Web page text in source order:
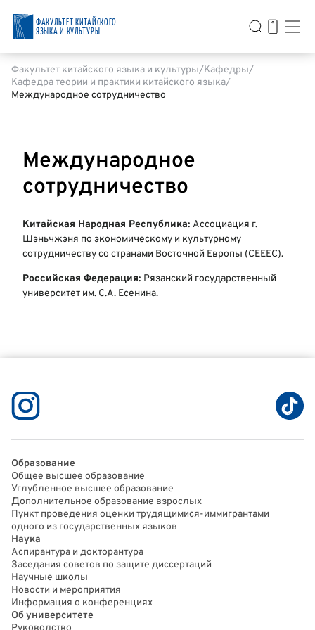
ФАКУЛЬТЕТ КИТАЙСКОГО
ЯЗЫКА И КУЛЬТУРЫ
Факультет китайского языка и культуры Кафедры
Кафедра теории и практики китайского языка
Международное сотрудничество
Международное
сотрудничество
Китайская Народная Республика: Ассоциация г.
Шэньчжэня по экономическому и культурному
сотрудничеству со странами Восточной Европы (СЕЕЕС).
Российская Федерация: Рязанский государственный
университет им. С.А. Есенина.
Образование
Общее высшее образование
Углубленное высшее образование
Дополнительное образование взрослых
Пункт проведения оценки трудящимися-иммигрантами
одного из государственных языков
Наука
Аспирантура и докторантура
Заседания советов по защите диссертаций
Научные школы
Новости и мероприятия
Информация о конференциях
Об университете